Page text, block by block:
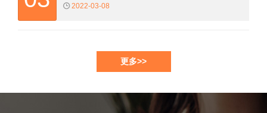
2022-03-08
更多>>